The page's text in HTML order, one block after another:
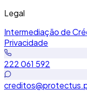
Legal
Intermediação de
Privacidade
222 061 592